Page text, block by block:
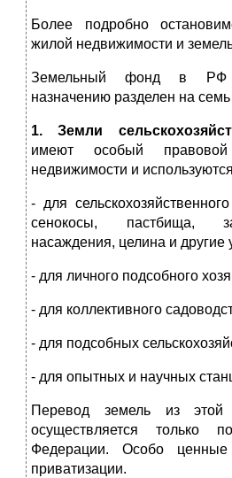
Более подробно
жилой недвижимости и
Земельный фонд в РФ
назначению разделен на семь
1. Земли
имеют особый
недвижимости и
- для
сенокосы, пастбища,
насаждения, целина и другие
- для личного подсобного
- для коллективного
- для подсобных
- для опытных и научных
Перевод земель из этой
осуществляется только
Федерации. Особо
приватизации.